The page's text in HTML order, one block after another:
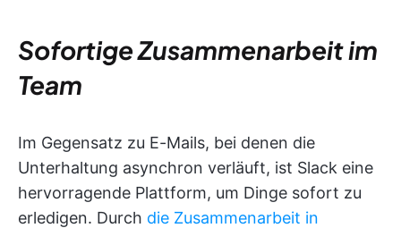
Sofortige Zusammenarbeit im
Team
Im Gegensatz zu E-Mails, bei denen die
Unterhaltung asynchron verläuft, ist Slack eine
hervorragende Plattform, um Dinge sofort zu
erledigen. Durch die Zusammenarbeit in